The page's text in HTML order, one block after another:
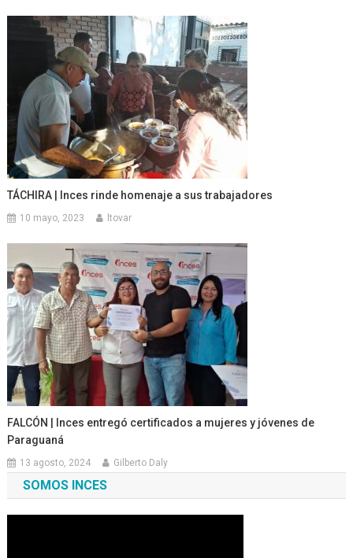
TÁCHIRA | Inces rinde homenaje a sus trabajadores
10 mayo, 2023 ltovar
FALCÓN | Inces entregó certificados a mujeres y jóvenes de
Paraguaná
13 agosto, 2024 Gilberto Daly
SOMOS INCES